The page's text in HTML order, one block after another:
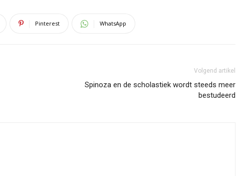
Pinterest WhatsApp
Volgend artikel
Spinoza en de scholastiek wordt steeds meer
bestudeerd